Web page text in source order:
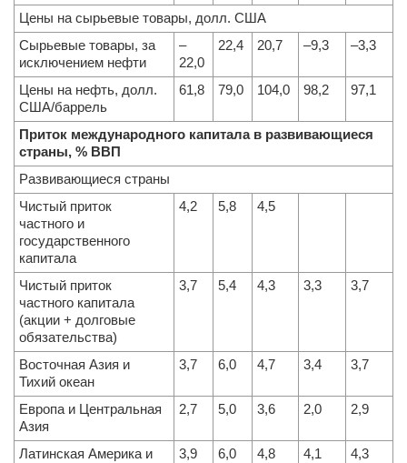
Цены на сырьевые товары, долл. США
Сырьевые товары, за
исключением нефти
–
22,0
22,4 20,7 –9,3 –3,3
Цены на нефть, долл.
США/баррель
61,8 79,0 104,0 98,2 97,1
Приток международного капитала в развивающиеся
страны, % ВВП
Развивающиеся страны
Чистый приток
частного и
государственного
капитала
4,2 5,8 4,5
Чистый приток
частного капитала
(акции + долговые
обязательства)
3,7 5,4 4,3 3,3 3,7
Восточная Азия и
Тихий океан
3,7 6,0 4,7 3,4 3,7
Европа и Центральная
Азия
2,7 5,0 3,6 2,0 2,9
Латинская Америка и
3,9 6,0 4,8 4,1 4,3